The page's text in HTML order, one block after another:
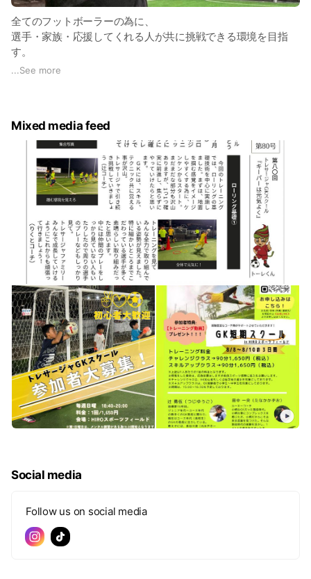
全てのフットボーラーの為に、
選手・家族・応援してくれる人が共に挑戦できる環境を目指
す。
そして、チームの枠組みを関係なく【仲間】をサポートできる
✅各種セミナー企画・運営
✅プロテイン販売
✅指導者派遣
✅トレサージャサッカースクール
✅トレサージャGKスクール
公式LINEの友達追加の方は、
優先案内、優先予約にてご案内させて頂きます🙇‍♂️
...See more
Mixed media feed
Social media
Follow us on social media